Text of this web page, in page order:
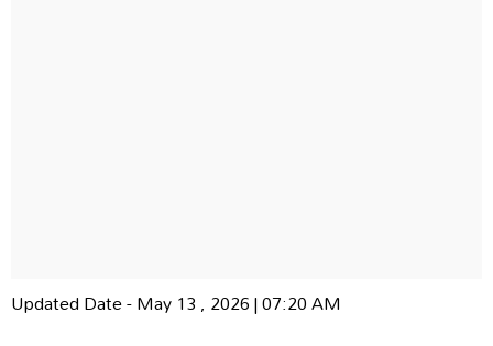
Updated Date - May 13 , 2026 | 07:20 AM